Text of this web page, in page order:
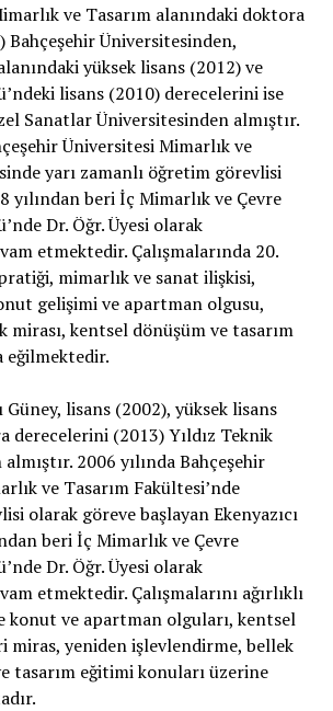
ve Tasarım alanındaki doktora
Bahçeşehir Üniversitesinden,
yüksek lisans (2012) ve
lisans (2010) derecelerini ise
Sanatlar Üniversitesinden almıştır.
Üniversitesi Mimarlık ve
yarı zamanlı öğretim görevlisi
yılından beri İç Mimarlık ve Çevre
Dr. Öğr. Üyesi olarak
etmektedir. Çalışmalarında 20.
mimarlık ve sanat ilişkisi,
gelişimi ve apartman olgusu,
mirası, kentsel dönüşüm ve tasarım
eğilmektedir.
Güney, lisans (2002), yüksek lisans
derecelerini (2013) Yıldız Teknik
2006 yılında Bahçeşehir
ve Tasarım Fakültesi’nde
olarak göreve başlayan Ekenyazıcı
beri İç Mimarlık ve Çevre
Dr. Öğr. Üyesi olarak
etmektedir. Çalışmalarını ağırlıklı
konut ve apartman olguları, kentsel
miras, yeniden işlevlendirme, bellek
tasarım eğitimi konuları üzerine